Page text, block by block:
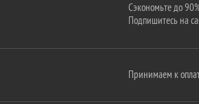
Сэкономьте до
Подпишитесь на
Принимаем к